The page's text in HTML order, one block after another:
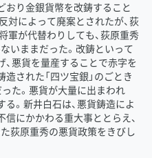
おり金銀貨幣を改鋳すること
対によって廃案とされたが、荻
軍が代替わりしても、荻原重秀
いままだった。改鋳といって
、悪貨を量産することで赤字を
された「四ツ宝銀」のごとき
た。悪貨が大量に出まわれ
。新井白石は、悪貨鋳造によ
信にかかわる重大事ととらえ、
荻原重秀の悪貨政策をきびし